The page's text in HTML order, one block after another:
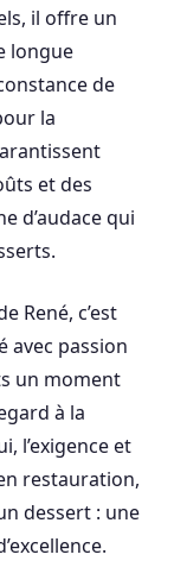
il offre un
longue
de
la
et des
d’audace qui
René, c’est
avec passion
un moment
à la
l’exigence et
restauration,
dessert : une